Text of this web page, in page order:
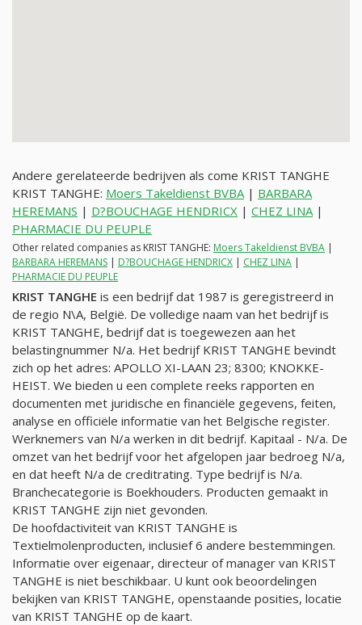
Andere gerelateerde bedrijven als come KRIST TANGHE
KRIST TANGHE: Moers Takeldienst BVBA| BARBARA
HEREMANS | D?BOUCHAGE HENDRICX | CHEZ LINA|
PHARMACIE DU PEUPLE
Other related companies as KRIST TANGHE: Moers Takeldienst BVBA |
BARBARA HEREMANS | D?BOUCHAGE HENDRICX | CHEZ LINA |
PHARMACIE DU PEUPLE
KRIST TANGHE is een bedrijf dat 1987 is geregistreerd in
de regio N\A, België. De volledige naam van het bedrijf is
KRIST TANGHE, bedrijf dat is toegewezen aan het
belastingnummer N/a. Het bedrijf KRIST TANGHE bevindt
zich op het adres: APOLLO XI-LAAN 23; 8300; KNOKKE-
HEIST. We bieden u een complete reeks rapporten en
documenten met juridische en financiële gegevens, feiten,
analyse en officiële informatie van het Belgische register.
Werknemers van N/a werken in dit bedrijf. Kapitaal - N/a. De
omzet van het bedrijf voor het afgelopen jaar bedroeg N/a,
en dat heeft N/a de creditrating. Type bedrijf is N/a.
Branchecategorie is Boekhouders. Producten gemaakt in
KRIST TANGHE zijn niet gevonden.
De hoofdactiviteit van KRIST TANGHE is
Textielmolenproducten, inclusief 6 andere bestemmingen.
Informatie over eigenaar, directeur of manager van KRIST
TANGHE is niet beschikbaar. U kunt ook beoordelingen
bekijken van KRIST TANGHE, openstaande posities, locatie
van KRIST TANGHE op de kaart.